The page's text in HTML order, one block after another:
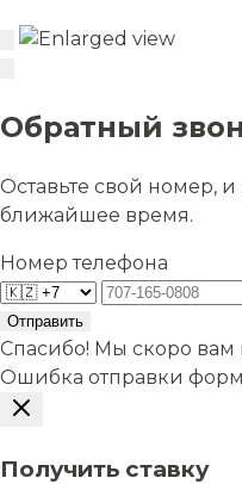
Обратный
Оставьте свой номер,
ближайшее время.
Номер телефона
Отправить
Спасибо! Мы скоро вам
Ошибка отправки
Получить ставку